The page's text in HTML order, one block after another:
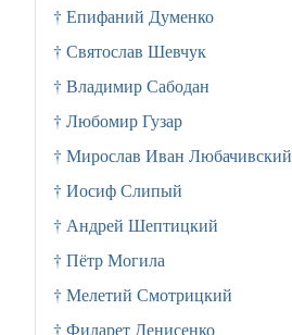
† Епифаний Думенко
† Святослав Шевчук
† Владимир Сабодан
† Любомир Гузар
† Мирослав Иван Любачивский
† Иосиф Слипый
† Андрей Шептицкий
† Пётр Могила
† Мелетий Смотрицкий
† Филарет Денисенко